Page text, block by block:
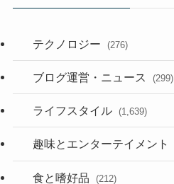
テクノロジー (276)
(36)
(187)
ブログ運営・ニュース (299)
(118)
(181)
ライフスタイル (1,639)
(394)
(282)
趣味とエンターテイメント
(56)
食と嗜好品 (212)